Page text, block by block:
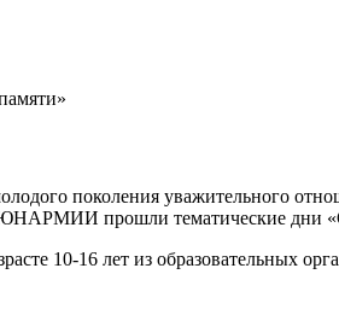
поколения уважительного
прошли тематические дни
10-16 лет из образовательных